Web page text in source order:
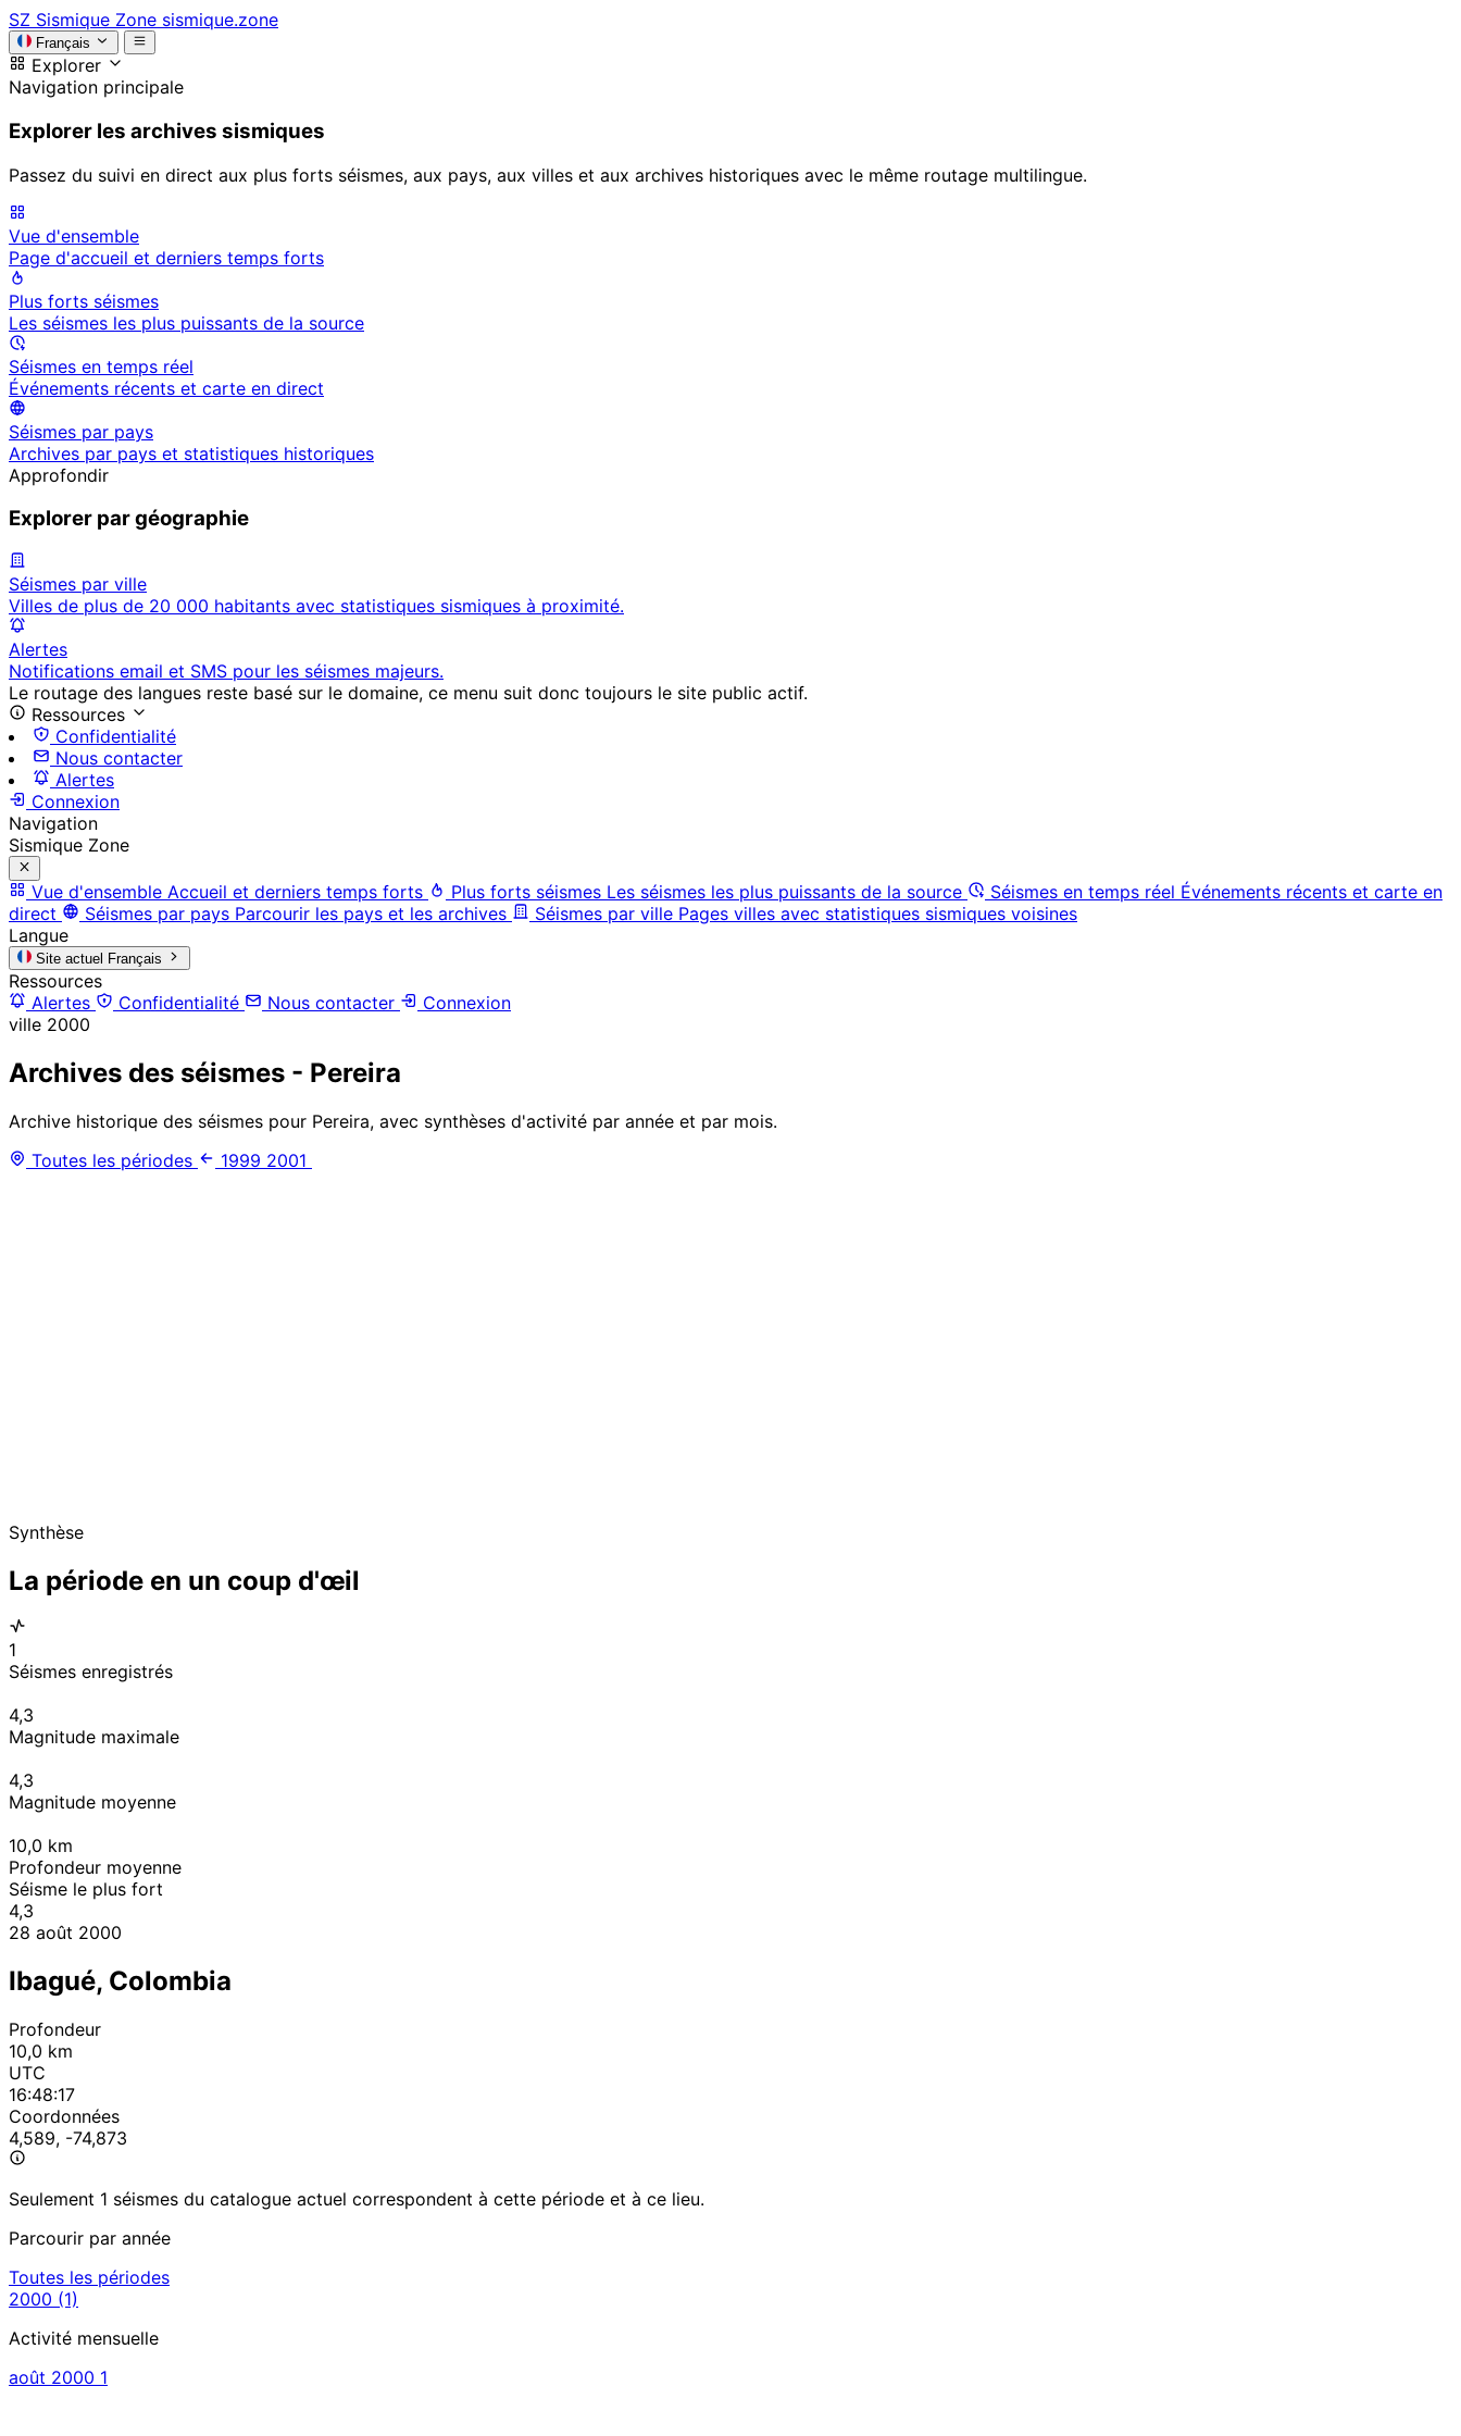
SZ Sismique Zone sismique.zone
Français
Explorer
Navigation principale
Explorer les archives sismiques
Passez du suivi en direct aux plus forts séismes, aux pays, aux villes et aux archives historiques avec le même routage multilingue.
Vue d'ensemble
Page d'accueil et derniers temps forts
Plus forts séismes
Les séismes les plus puissants de la source
Séismes en temps réel
Événements récents et carte en direct
Séismes par pays
Archives par pays et statistiques historiques
Approfondir
Explorer par géographie
Séismes par ville
Villes de plus de 20 000 habitants avec statistiques sismiques à proximité.
Alertes
Notifications email et SMS pour les séismes majeurs.
Le routage des langues reste basé sur le domaine, ce menu suit donc toujours le site public actif.
Ressources
Confidentialité
Nous contacter
Alertes
Connexion
Navigation
Sismique Zone
Vue d'ensemble Accueil et derniers temps forts Plus forts séismes Les séismes les plus puissants de la source Séismes en temps réel Événements récents et carte en
direct
Séismes par pays Parcourir les pays et les archives Séismes par ville Pages villes avec statistiques sismiques voisines
Langue
Site actuel Français
Ressources
Alertes
Confidentialité Nous contacter
Connexion
ville 2000
Archives des séismes - Pereira
Archive historique des séismes pour Pereira, avec synthèses d'activité par année et par mois.
Toutes les périodes
1999 2001
Synthèse
La période en un coup d'œil
1
Séismes enregistrés
4,3
Magnitude maximale
4,3
Magnitude moyenne
10,0 km
Profondeur moyenne
Séisme le plus fort
4,3
28 août 2000
Ibagué, Colombia
Profondeur
10,0 km
UTC
16:48:17
Coordonnées
4,589, -74,873
Seulement 1 séismes du catalogue actuel correspondent à cette période et à ce lieu.
Parcourir par année
Toutes les périodes
2000 (1)
Activité mensuelle
août 2000 1